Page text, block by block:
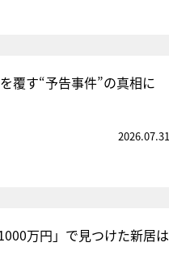
覆す“予告事件”の真相に
2026.07.31
万円」で見つけた新居は